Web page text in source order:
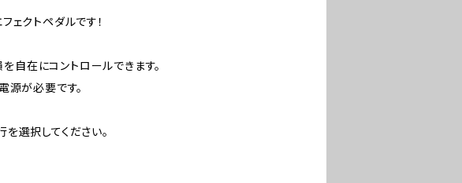
ェクトペダルです！
自在にコントロールできます。
源が必要です。
選択してください。